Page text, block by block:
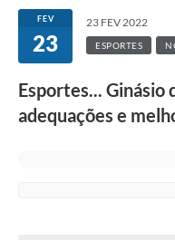
Transparência
Ouvidoria / SIC
Fale Conosco
Leis Municipais
FEV
23
23 FEV 2022
ESPORTES
Esportes... Ginásio
adequações e